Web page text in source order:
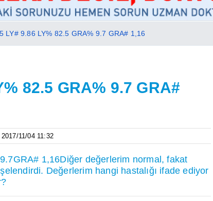
LY# 9.86 LY% 82.5 GRA% 9.7 GRA# 1,16
82.5 GRA% 9.7 GRA#
11/04 11:32
1,16Diğer değerlerim normal, fakat
Değerlerim hangi hastalığı ifade ediyor